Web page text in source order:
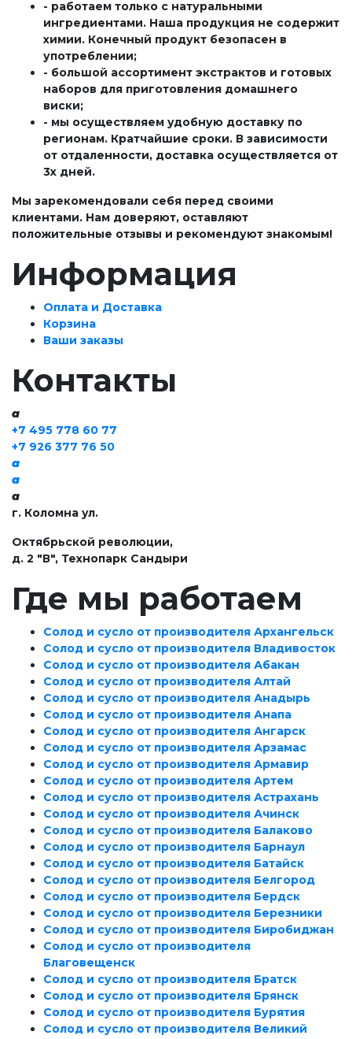
- работаем только с натуральными
ингредиентами. Наша продукция не содержит
химии. Конечный продукт безопасен в
употреблении;
- большой ассортимент экстрактов и готовых
наборов для приготовления домашнего
виски;
- мы осуществляем удобную доставку по
регионам. Кратчайшие сроки. В зависимости
от отдаленности, доставка осуществляется от
3х дней.
Мы зарекомендовали себя перед своими
клиентами. Нам доверяют, оставляют
положительные отзывы и рекомендуют знакомым!
Информация
Оплата и Доставка
Корзина
Ваши заказы
Контакты
a
+7 495 778 60 77
+7 926 377 76 50
a
a
a
г. Коломна ул.
Октябрьской революции,
д. 2 "В", Технопарк Сандыри
Где мы работаем
Солод и сусло от производителя Архангельск
Солод и сусло от производителя Владивосток
Солод и сусло от производителя Абакан
Солод и сусло от производителя Алтай
Солод и сусло от производителя Анадырь
Солод и сусло от производителя Анапа
Солод и сусло от производителя Ангарск
Солод и сусло от производителя Арзамас
Солод и сусло от производителя Армавир
Солод и сусло от производителя Артем
Солод и сусло от производителя Астрахань
Солод и сусло от производителя Ачинск
Солод и сусло от производителя Балаково
Солод и сусло от производителя Барнаул
Солод и сусло от производителя Батайск
Солод и сусло от производителя Белгород
Солод и сусло от производителя Бердск
Солод и сусло от производителя Березники
Солод и сусло от производителя Биробиджан
Солод и сусло от производителя
Благовещенск
Солод и сусло от производителя Братск
Солод и сусло от производителя Брянск
Солод и сусло от производителя Бурятия
Солод и сусло от производителя Великий